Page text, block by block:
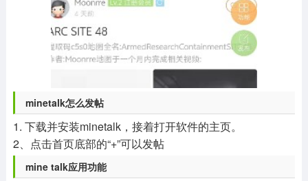
minetalk怎么发帖
1. 下载并安装minetalk，接着打开软件的主页。
2、点击首页底部的“+”可以发帖
mine talk应用功能